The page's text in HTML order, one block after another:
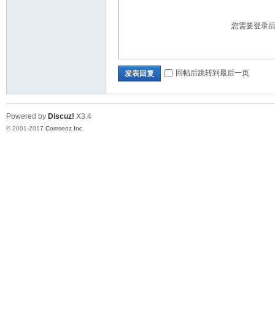
您需要登录
发表回复 回帖后跳转到最后一页
Powered by Discuz! X3.4
© 2001-2017 Comsenz Inc.